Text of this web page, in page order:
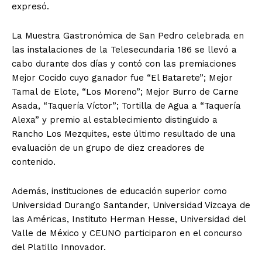
expresó.
La Muestra Gastronómica de San Pedro celebrada en
las instalaciones de la Telesecundaria 186 se llevó a
cabo durante dos días y contó con las premiaciones
Mejor Cocido cuyo ganador fue “El Batarete”; Mejor
Tamal de Elote, “Los Moreno”; Mejor Burro de Carne
Asada, “Taquería Víctor”; Tortilla de Agua a “Taquería
Alexa” y premio al establecimiento distinguido a
Rancho Los Mezquites, este último resultado de una
evaluación de un grupo de diez creadores de
contenido.
Además, instituciones de educación superior como
Universidad Durango Santander, Universidad Vizcaya de
las Américas, Instituto Herman Hesse, Universidad del
Valle de México y CEUNO participaron en el concurso
del Platillo Innovador.